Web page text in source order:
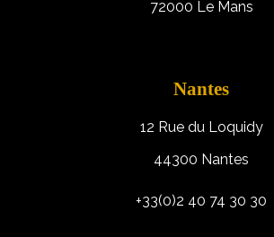
72000 Le Mans
Nantes
12 Rue du Loquidy
44300 Nantes
+33(0)2 40 74 30 30